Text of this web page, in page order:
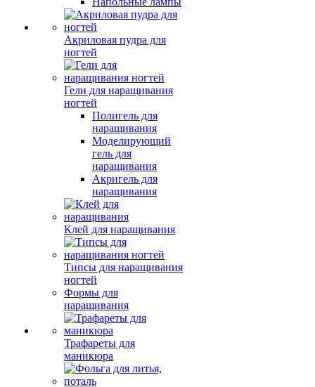
Акриловая пудра для
ногтей
Гели для наращивания
ногтей
Полигель для
наращивания
Моделирующий
гель для
наращивания
Акригель для
наращивания
Клей для наращивания
Типсы для наращивания
ногтей
Формы для
наращивания
Трафареты для
маникюра